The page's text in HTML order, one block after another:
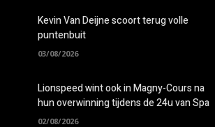
Kevin Van Deijne scoort terug volle
puntenbuit
03/08/2026
Lionspeed wint ook in Magny-Cours na
hun overwinning tijdens de 24u van Spa
02/08/2026